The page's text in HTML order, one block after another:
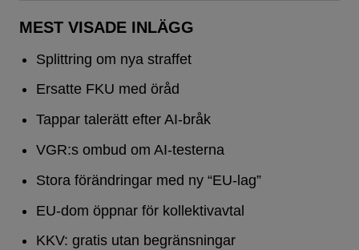
MEST VISADE INLÄGG
Splittring om nya straffet
Ersatte FKU med öråd
Tappar talerätt efter AI-bråk
VGR:s ombud om AI-testerna
Stora förändringar med ny “EU-lag”
EU-dom öppnar för kollektivavtal
KKV: gratis utan begränsningar